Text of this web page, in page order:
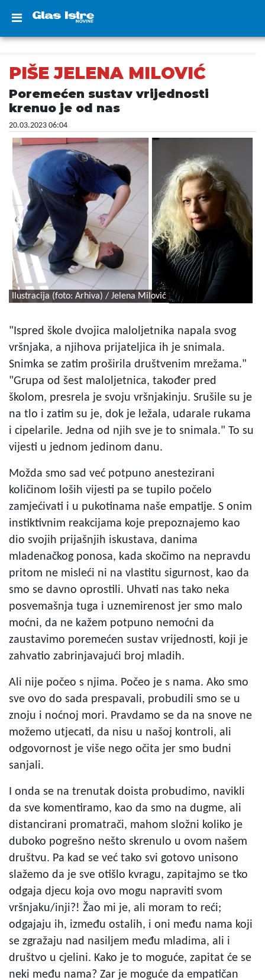
PIŠE JELENA MILOVIĆ
Poremećen sustav vrijednosti
krenuo je od nas
20.03.2023 06:04
Ilustracija (foto: Arhiva) / Jelena Milović
"Ispred škole dvojica maloljetnika napala svog
vršnjaka, a njihova prijateljica ih je snimala.
Snimka se zatim proširila društvenim mrežama."
"Grupa od šest maloljetnica, također pred
školom, presrela je svoju vršnjakinju. Srušile su je
na tlo i zatim su je, dok je ležala, udarale rukama
i cipelarile. Jedna od njih sve je to snimala." To su
vijesti u jednom jedinom danu.
Možda smo sad već potpuno anestezirani
količinom loših vijesti pa se tupilo počelo
zamjećivati i u pukotinama naše empatije. S onim
instiktivnim reakcijama koje prepoznajemo kao
dio svojih prijašnjih iskustava, danima
mladenačkog ponosa, kada skočimo na nepravdu
pritom ne misleći ni na vlastitu sigurnost, kao da
smo se davno oprostili. Uhvati nas tako neka
posvemašnja tuga i uznemirenost jer smo malo
moćni, da ne kažem potpuno nemoćni da
zaustavimo poremećen sustav vrijednosti, koji je
zahvatio zabrinjavajući broj mladih.
Ali nije počeo s njima. Počeo je s nama. Ako smo
sve ovo do sada prespavali, probudili smo se u
znoju i noćnoj mori. Pravdamo se da na snove ne
možemo utjecati, da nisu u našoj kontroli, ali
odgovornost je više nego očita jer smo budni
sanjali.
I onda se na trenutak doista probudimo, navikli
da sve komentiramo, kao da smo na dugme, ali
distancirani promatrači, mahom složni koliko je
duboko pogrešno nešto skrenulo u ovom našem
društvu. Pa kad se već tako svi gotovo unisono
slažemo da je sve otišlo kvragu, zapitajmo se tko
odgaja djecu koja ovo mogu napraviti svom
vršnjaku/inji?! Žao mi je, ali moram to reći;
odgajaju ih, između ostalih, i oni među nama koji
se zgražaju nad nasiljem među mladima, ali i
društvo u cjelini. Kako je to moguće, zapitat će se
neki među nama? Zar je moguće da empatičan